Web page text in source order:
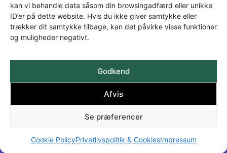
kan vi behandle data såsom din browsingadfærd eller unikke
ID’er på dette website. Hvis du ikke giver samtykke eller
trækker dit samtykke tilbage, kan det påvirke visse funktioner
og muligheder negativt.
Godkend
Afvis
Se præferencer
Cookie PolicyPrivatlivspolitik & CookiesImpressum